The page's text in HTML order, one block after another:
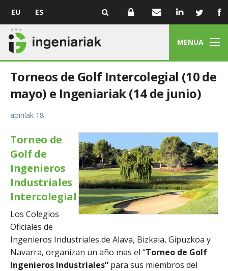
EU ES
MENUA
Torneos de Golf Intercolegial (10 de
mayo) e Ingeniariak (14 de junio)
apirilak 18
Torneo de
Golf de
Ingenieros
Industriales
Intercolegial
Los Colegios
Oficiales de
Ingenieros Industriales de Alava, Bizkaia, Gipuzkoa y
Navarra, organizan un año mas el “Torneo de Golf
Ingenieros Industriales” para sus miembros del